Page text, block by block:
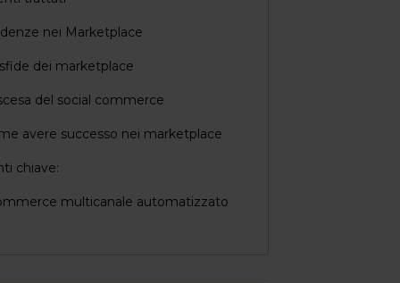
nei Marketplace
dei marketplace
del social commerce
avere successo nei marketplace
chiave:
multicanale automatizzato